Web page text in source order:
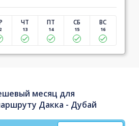
ЧТ
13
ПТ
14
СБ
15
ВС
16
месяц для
Дакка - Дубай